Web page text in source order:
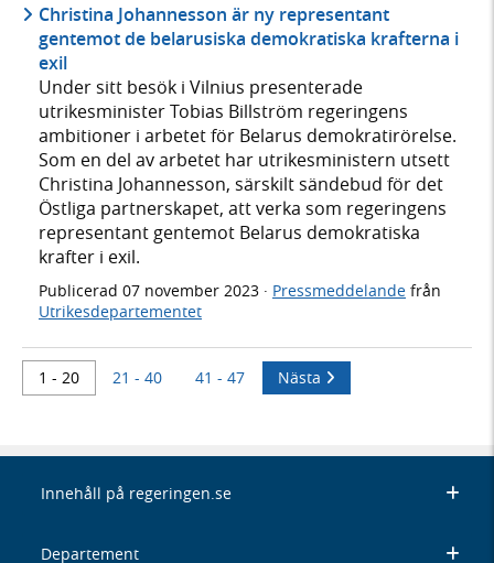
Christina Johannesson är ny representant
gentemot de belarusiska demokratiska krafterna i
exil
Under sitt besök i Vilnius presenterade
utrikesminister Tobias Billström regeringens
ambitioner i arbetet för Belarus demokratirörelse.
Som en del av arbetet har utrikesministern utsett
Christina Johannesson, särskilt sändebud för det
Östliga partnerskapet, att verka som regeringens
representant gentemot Belarus demokratiska
krafter i exil.
Publicerad 07 november 2023 · Pressmeddelande från
Utrikesdepartementet
1 - 20 21 - 40 41 - 47 Nästa
Innehåll på regeringen.se
Departement